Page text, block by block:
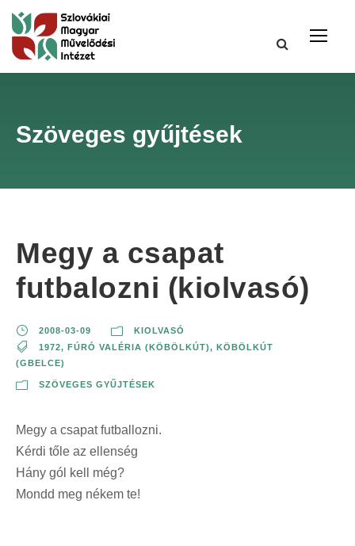
Szöveges gyűjtések
Megy a csapat
futbalozni (kiolvasó)
2008-03-09
KIOLVASÓ
1972, FÚRÓ VALÉRIA (KÖBÖLKÚT), KÖBÖLKÚT
(GBELCE)
SZÖVEGES GYŰJTÉSEK
Megy a csapat futballozni.
Kérdi tőle az ellenség
Hány gól kell még?
Mondd meg nékem te!